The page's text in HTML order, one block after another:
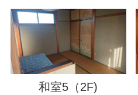
和室5（2F)